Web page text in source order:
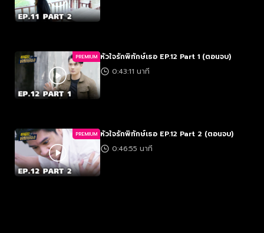
PREMIUM หัวใจรักพิทักษ์เธอ EP.12 Part 1 (ตอนจบ)
0:43:11 นาที
PREMIUM หัวใจรักพิทักษ์เธอ EP.12 Part 2 (ตอนจบ)
0:46:55 นาที